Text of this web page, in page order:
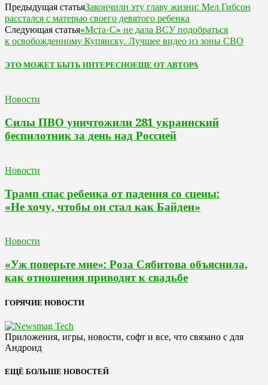
Предыдущая статьяЗакончили эту главу жизни: Мел Гибсон
расстался с матерью своего девятого ребенка
Следующая статья«Мста-С» не дала ВСУ подобраться
к освобожденному Купянску. Лучшее видео из зоны СВО
ЭТО МОЖЕТ БЫТЬ ИНТЕРЕСНОЕЩЕ ОТ АВТОРА
Новости
Силы ПВО уничтожили 281 украинский
беспилотник за день над Россией
Новости
Трамп спас ребенка от падения со сцены:
«Не хочу, чтобы он стал как Байден»
Новости
«Уж поверьте мне»: Роза Сябитова объяснила,
как отношения приводят к свадьбе
ГОРЯЧИЕ НОВОСТИ
Приложения, игры, новости, софт и все, что связано с для
Андроид
ЕЩЁ БОЛЬШЕ НОВОСТЕЙ